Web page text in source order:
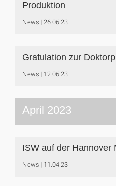
Produktion
News 26.06.23
Gratulation zur
News 12.06.23
April 2023
ISW auf der Hannover
News 11.04.23